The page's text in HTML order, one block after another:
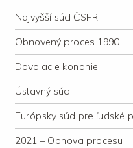
Najvyšší súd ČSFR
Obnovený proces 1990
Dovolacie konanie
Ústavný súd
Európsky súd pre ľudské
2021 – Obnova procesu